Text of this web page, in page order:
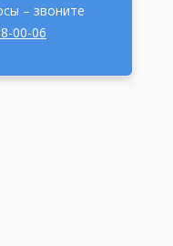
– звоните
00-06